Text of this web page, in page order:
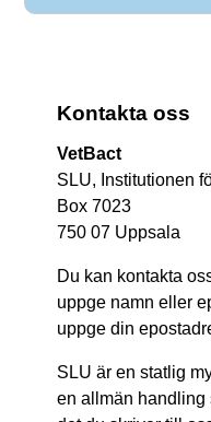
Kontakta oss
VetBact
SLU, Institutionen
Box 7023
750 07 Uppsala
Du kan kontakta
uppge namn eller
uppge din
SLU är en statlig
en allmän handling